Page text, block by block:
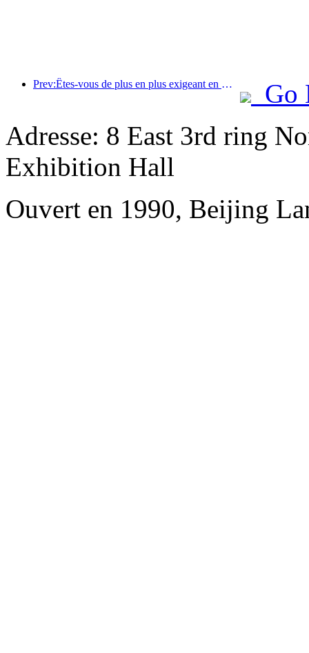
Prev:Êtes-vous de plus en plus exigeant en matière d’hôtels ? Les marques de milieu et haut de gamme « choisissent » toutes les détails
Go
Adresse: 8 East 3rd ring
Exhibition Hall
Ouvert en 1990, Beijing